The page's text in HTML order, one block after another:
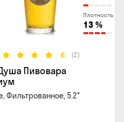
Плотность
13 %
(2)
Пивовара
Фильтрованное, 5.2°